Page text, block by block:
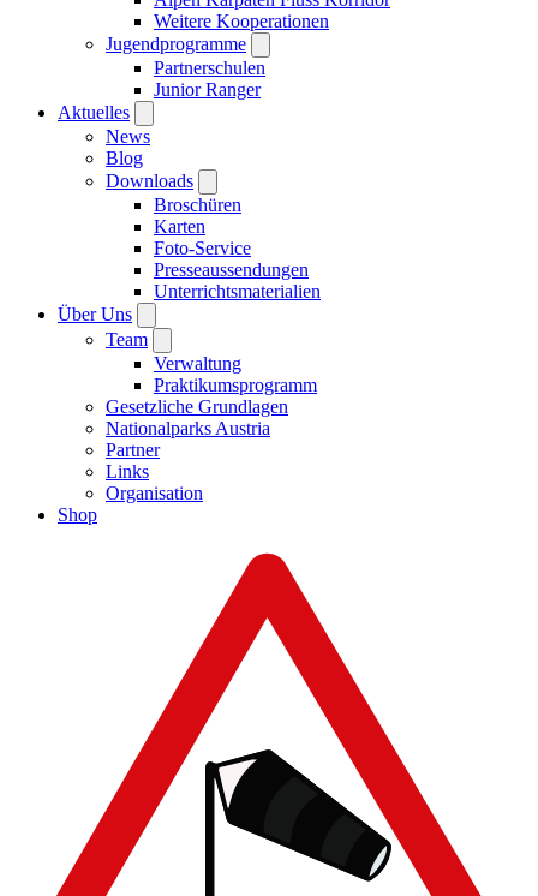
Weitere Kooperationen
Jugendprogramme
Partnerschulen
Junior Ranger
Aktuelles
News
Blog
Downloads
Broschüren
Karten
Foto-Service
Presseaussendungen
Unterrichtsmaterialien
Über Uns
Team
Verwaltung
Praktikumsprogramm
Gesetzliche Grundlagen
Nationalparks Austria
Partner
Links
Organisation
Shop